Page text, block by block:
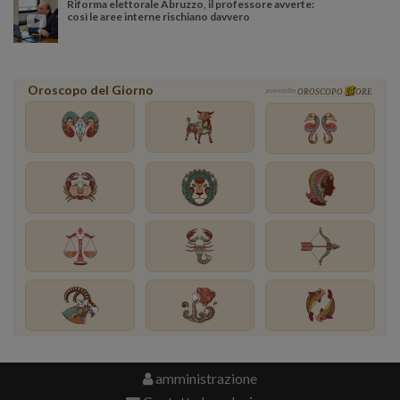
Riforma elettorale Abruzzo, il professore avverte:
così le aree interne rischiano davvero
Oroscopo del Giorno powered by OROSCOPO ORE
amministrazione